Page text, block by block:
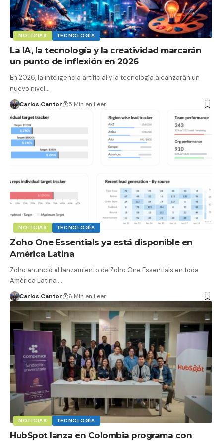
NOTICIAS TECNOLOGÍA
La IA, la tecnología y la creatividad marcarán
un punto de inflexión en 2026
En 2026, la inteligencia artificial y la tecnología alcanzarán un
nuevo nivel…
Carlos Cantor 5 Min en Leer
NOTICIAS TECNOLOGÍA
Zoho One Essentials ya está disponible en
América Latina
Zoho anunció el lanzamiento de Zoho One Essentials en toda
América Latina.…
Carlos Cantor 6 Min en Leer
NOTICIAS TECNOLOGÍA
HubSpot lanza en Colombia programa con